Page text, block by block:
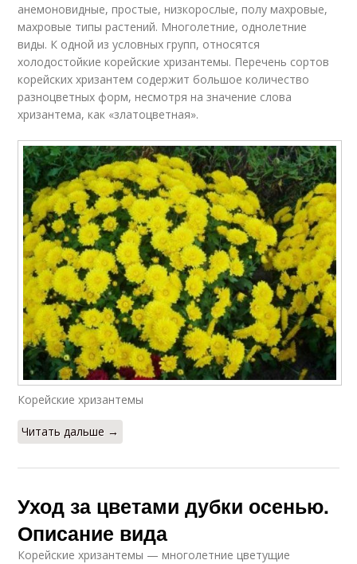
анемоновидные, простые, низкорослые, полу махровые,
махровые типы растений. Многолетние, однолетние
виды. К одной из условных групп, относятся
холодостойкие корейские хризантемы. Перечень сортов
корейских хризантем содержит большое количество
разноцветных форм, несмотря на значение слова
хризантема, как «златоцветная».
Корейские хризантемы
Читать дальше →
Уход за цветами дубки осенью.
Описание вида
Корейские хризантемы — многолетние цветущие